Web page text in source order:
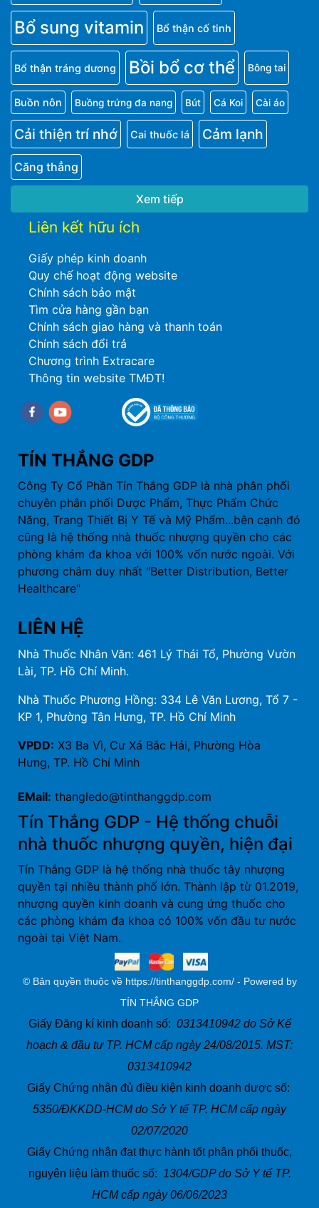
Bổ sung vitamin Bổ thận cố tinh
Bổ thận tráng dương Bồi bổ cơ thể Bông tai
Buồn nôn Buồng trứng đa nang Bút Cá Koi Cài áo
Cải thiện trí nhớ Cai thuốc lá Cảm lạnh
Căng thẳng
Xem tiếp
Liên kết hữu ích
Giấy phép kinh doanh
Quy chế hoạt động website
Chính sách bảo mật
Tìm cửa hàng gần bạn
Chính sách giao hàng và thanh toán
Chính sách đổi trả
Chương trình Extracare
Thông tin website TMĐT!
Facebookyoutube
TÍN THẮNG GDP
Công Ty Cổ Phần Tín Thắng GDP là nhà phân phối
chuyên phân phối Dược Phẩm, Thực Phẩm Chức
Năng, Trang Thiết Bị Y Tế và Mỹ Phẩm...bên cạnh đó
cũng là hệ thống nhà thuốc nhượng quyền cho các
phòng khám đa khoa với 100% vốn nước ngoài. Với
phương châm duy nhất "Better Distribution, Better
Healthcare"
LIÊN HỆ
Nhà Thuốc Nhân Văn: 461 Lý Thái Tổ, Phường Vườn
Lài, TP. Hồ Chí Minh.
Nhà Thuốc Phương Hồng: 334 Lê Văn Lương, Tổ 7 -
KP 1, Phường Tân Hưng, TP. Hồ Chí Minh
VPDD: X3 Ba Vì, Cư Xá Bắc Hải, Phường Hòa
Hưng, TP. Hồ Chí Minh
EMail: thangledo@tinthanggdp.com
Tín Thắng GDP - Hệ thống chuỗi
nhà thuốc nhượng quyền, hiện đại
Tín Thắng GDP là hệ thống nhà thuốc tây nhượng
quyền tại nhiều thành phố lớn. Thành lập từ 01.2019,
nhượng quyền kinh doanh và cung ứng thuốc cho
các phòng khám đa khoa có 100% vốn đầu tư nước
ngoài tại Việt Nam.
© Bản quyền thuộc về https://tinthanggdp.com/ - Powered by
TÍN THẮNG GDP
Giấy Đăng kí kinh doanh số: 0313410942 do Sở Kế
hoạch & đầu tư TP. HCM cấp ngày 24/08/2015. MST:
0313410942
Giấy Chứng nhận đủ điều kiện kinh doanh dược số:
5350/ĐKKDD-HCM do Sở Y tế TP. HCM cấp ngày
02/07/2020
Giấy Chứng nhận đạt thực hành tốt phân phối thuốc,
nguyên liệu làm thuốc số: 1304/GDP do Sở Y tế TP.
HCM cấp ngày 06/06/2023